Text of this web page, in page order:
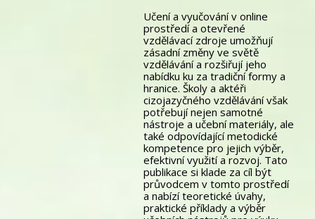
Učení a vyučování v online
prostředí a otevřené
vzdělávací zdroje umožňují
zásadní změny ve světě
vzdělávání a rozšiřují jeho
nabídku ku za tradiční formy a
hranice. Školy a aktéři
cizojazyčného vzdělávání však
potřebují nejen samotné
nástroje a učební materiály, ale
také odpovídající metodické
kompetence pro jejich výběr,
efektivní využití a rozvoj. Tato
publikace si klade za cíl být
průvodcem v tomto prostředí
a nabízí teoretické úvahy,
praktické příklady a výběr